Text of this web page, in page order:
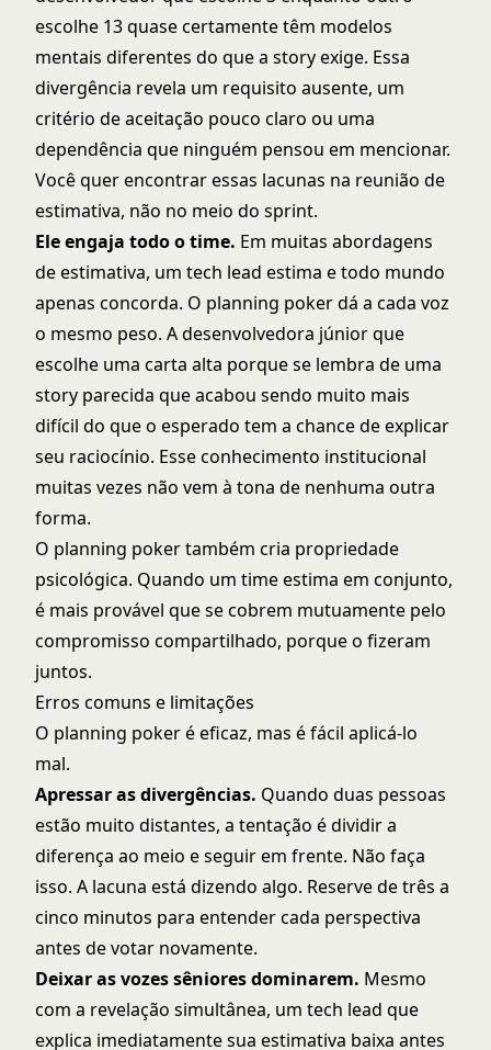
escolhe 13 quase certamente têm modelos
mentais diferentes do que a story exige. Essa
divergência revela um requisito ausente, um
critério de aceitação pouco claro ou uma
dependência que ninguém pensou em mencionar.
Você quer encontrar essas lacunas na reunião de
estimativa, não no meio do sprint.
Ele engaja todo o time. Em muitas abordagens
de estimativa, um tech lead estima e todo mundo
apenas concorda. O planning poker dá a cada voz
o mesmo peso. A desenvolvedora júnior que
escolhe uma carta alta porque se lembra de uma
story parecida que acabou sendo muito mais
difícil do que o esperado tem a chance de explicar
seu raciocínio. Esse conhecimento institucional
muitas vezes não vem à tona de nenhuma outra
forma.
O planning poker também cria propriedade
psicológica. Quando um time estima em conjunto,
é mais provável que se cobrem mutuamente pelo
compromisso compartilhado, porque o fizeram
juntos.
Erros comuns e limitações
O planning poker é eficaz, mas é fácil aplicá-lo
mal.
Apressar as divergências. Quando duas pessoas
estão muito distantes, a tentação é dividir a
diferença ao meio e seguir em frente. Não faça
isso. A lacuna está dizendo algo. Reserve de três a
cinco minutos para entender cada perspectiva
antes de votar novamente.
Deixar as vozes sêniores dominarem. Mesmo
com a revelação simultânea, um tech lead que
explica imediatamente sua estimativa baixa antes